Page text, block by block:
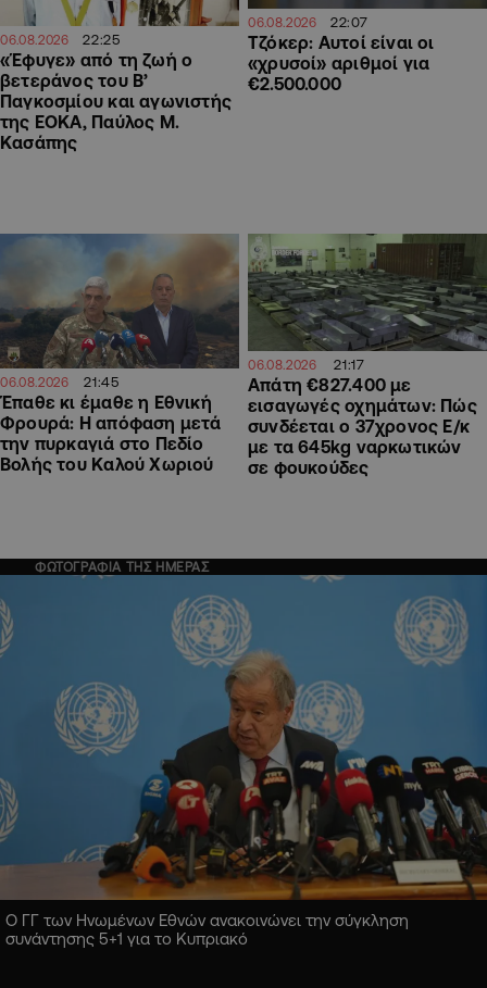
06.08.2026 22:25
«Έφυγε» από τη ζωή ο
βετεράνος του Β’
Παγκοσμίου και αγωνιστής
της ΕΟΚΑ, Παύλος Μ.
Κασάπης
06.08.2026 22:07
Τζόκερ: Αυτοί είναι οι
«χρυσοί» αριθμοί για
€2.500.000
06.08.2026 21:45
Έπαθε κι έμαθε η Εθνική
Φρουρά: Η απόφαση μετά
την πυρκαγιά στο Πεδίο
Βολής του Καλού Χωριού
06.08.2026 21:17
Απάτη €827.400 με
εισαγωγές οχημάτων: Πώς
συνδέεται ο 37χρονος Ε/κ
με τα 645kg ναρκωτικών
σε φουκούδες
ΦΩΤΟΓΡΑΦΙΑ ΤΗΣ ΗΜΕΡΑΣ
Ο ΓΓ των Ηνωμένων Εθνών ανακοινώνει την σύγκληση
συνάντησης 5+1 για το Κυπριακό